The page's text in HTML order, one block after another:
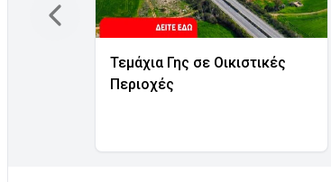
Τεμάχια Γης σε Οικιστικές
Περιοχές